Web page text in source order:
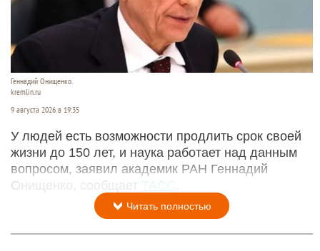
Геннадий Онищенко.
kremlin.ru
9 августа 2026 в 19:35
У людей есть возможности продлить срок своей
жизни до 150 лет, и наука работает над данным
вопросом, заявил академик РАН Геннадий
Онищенко, сообщает ТАСС
Читать полностью